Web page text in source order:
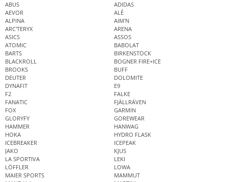
ABUS
ADIDAS
AEVOR
ALÉ
ALPINA
AIM'N
ARC'TERYX
ARENA
ASICS
ASSOS
ATOMIC
BABOLAT
BARTS
BIRKENSTOCK
BLACKROLL
BOGNER FIRE+ICE
BROOKS
BUFF
DEUTER
DOLOMITE
DYNAFIT
E9
F2
FALKE
FANATIC
FJÄLLRÄVEN
FOX
GARMIN
GLORYFY
GOREWEAR
HAMMER
HANWAG
HOKA
HYDRO FLASK
ICEBREAKER
ICEPEAK
JAKO
KJUS
LA SPORTIVA
LEKI
LÖFFLER
LOWA
MAIER SPORTS
MAMMUT